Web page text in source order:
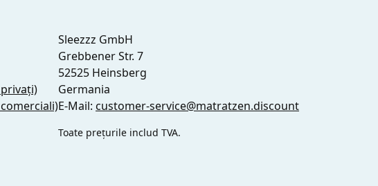
Sleezzz GmbH
Grebbener Str. 7
52525 Heinsberg
Germania
E-Mail: customer-service@matratzen.discount
Toate prețurile includ TVA.